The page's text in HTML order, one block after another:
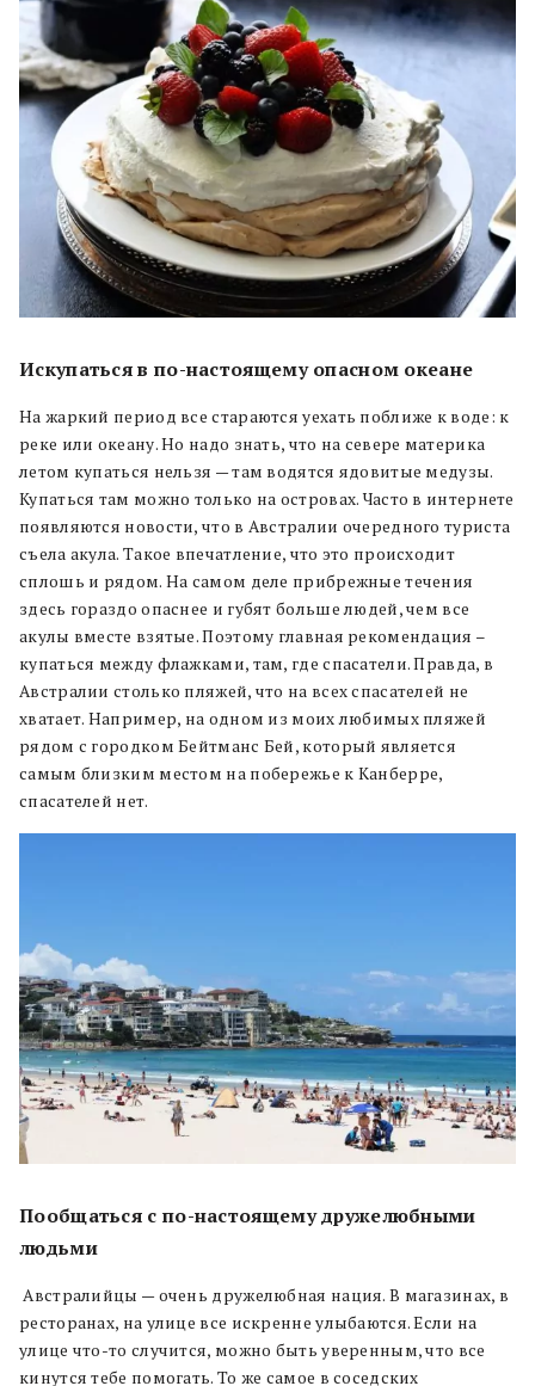
Искупаться в по-настоящему опасном океане
На жаркий период все стараются уехать поближе к воде: к
реке или океану. Но надо знать, что на севере материка
летом купаться нельзя — там водятся ядовитые медузы.
Купаться там можно только на островах. Часто в интернете
появляются новости, что в Австралии очередного туриста
съела акула. Такое впечатление, что это происходит
сплошь и рядом. На самом деле прибрежные течения
здесь гораздо опаснее и губят больше людей, чем все
акулы вместе взятые. Поэтому главная рекомендация –
купаться между флажками, там, где спасатели. Правда, в
Австралии столько пляжей, что на всех спасателей не
хватает. Например, на одном из моих любимых пляжей
рядом с городком Бейтманс Бей, который является
самым близким местом на побережье к Канберре,
спасателей нет.
Пообщаться с по-настоящему дружелюбными
людьми
Австралийцы — очень дружелюбная нация. В магазинах, в
ресторанах, на улице все искренне улыбаются. Если на
улице что-то случится, можно быть уверенным, что все
кинутся тебе помогать. То же самое в соседских